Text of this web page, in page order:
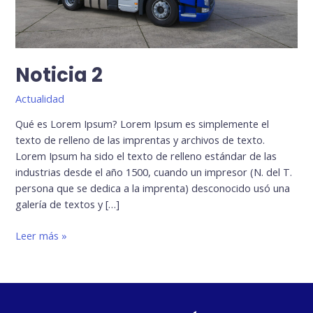
Noticia 2
Actualidad
Qué es Lorem Ipsum? Lorem Ipsum es simplemente el
texto de relleno de las imprentas y archivos de texto.
Lorem Ipsum ha sido el texto de relleno estándar de las
industrias desde el año 1500, cuando un impresor (N. del T.
persona que se dedica a la imprenta) desconocido usó una
galería de textos y […]
Leer más »